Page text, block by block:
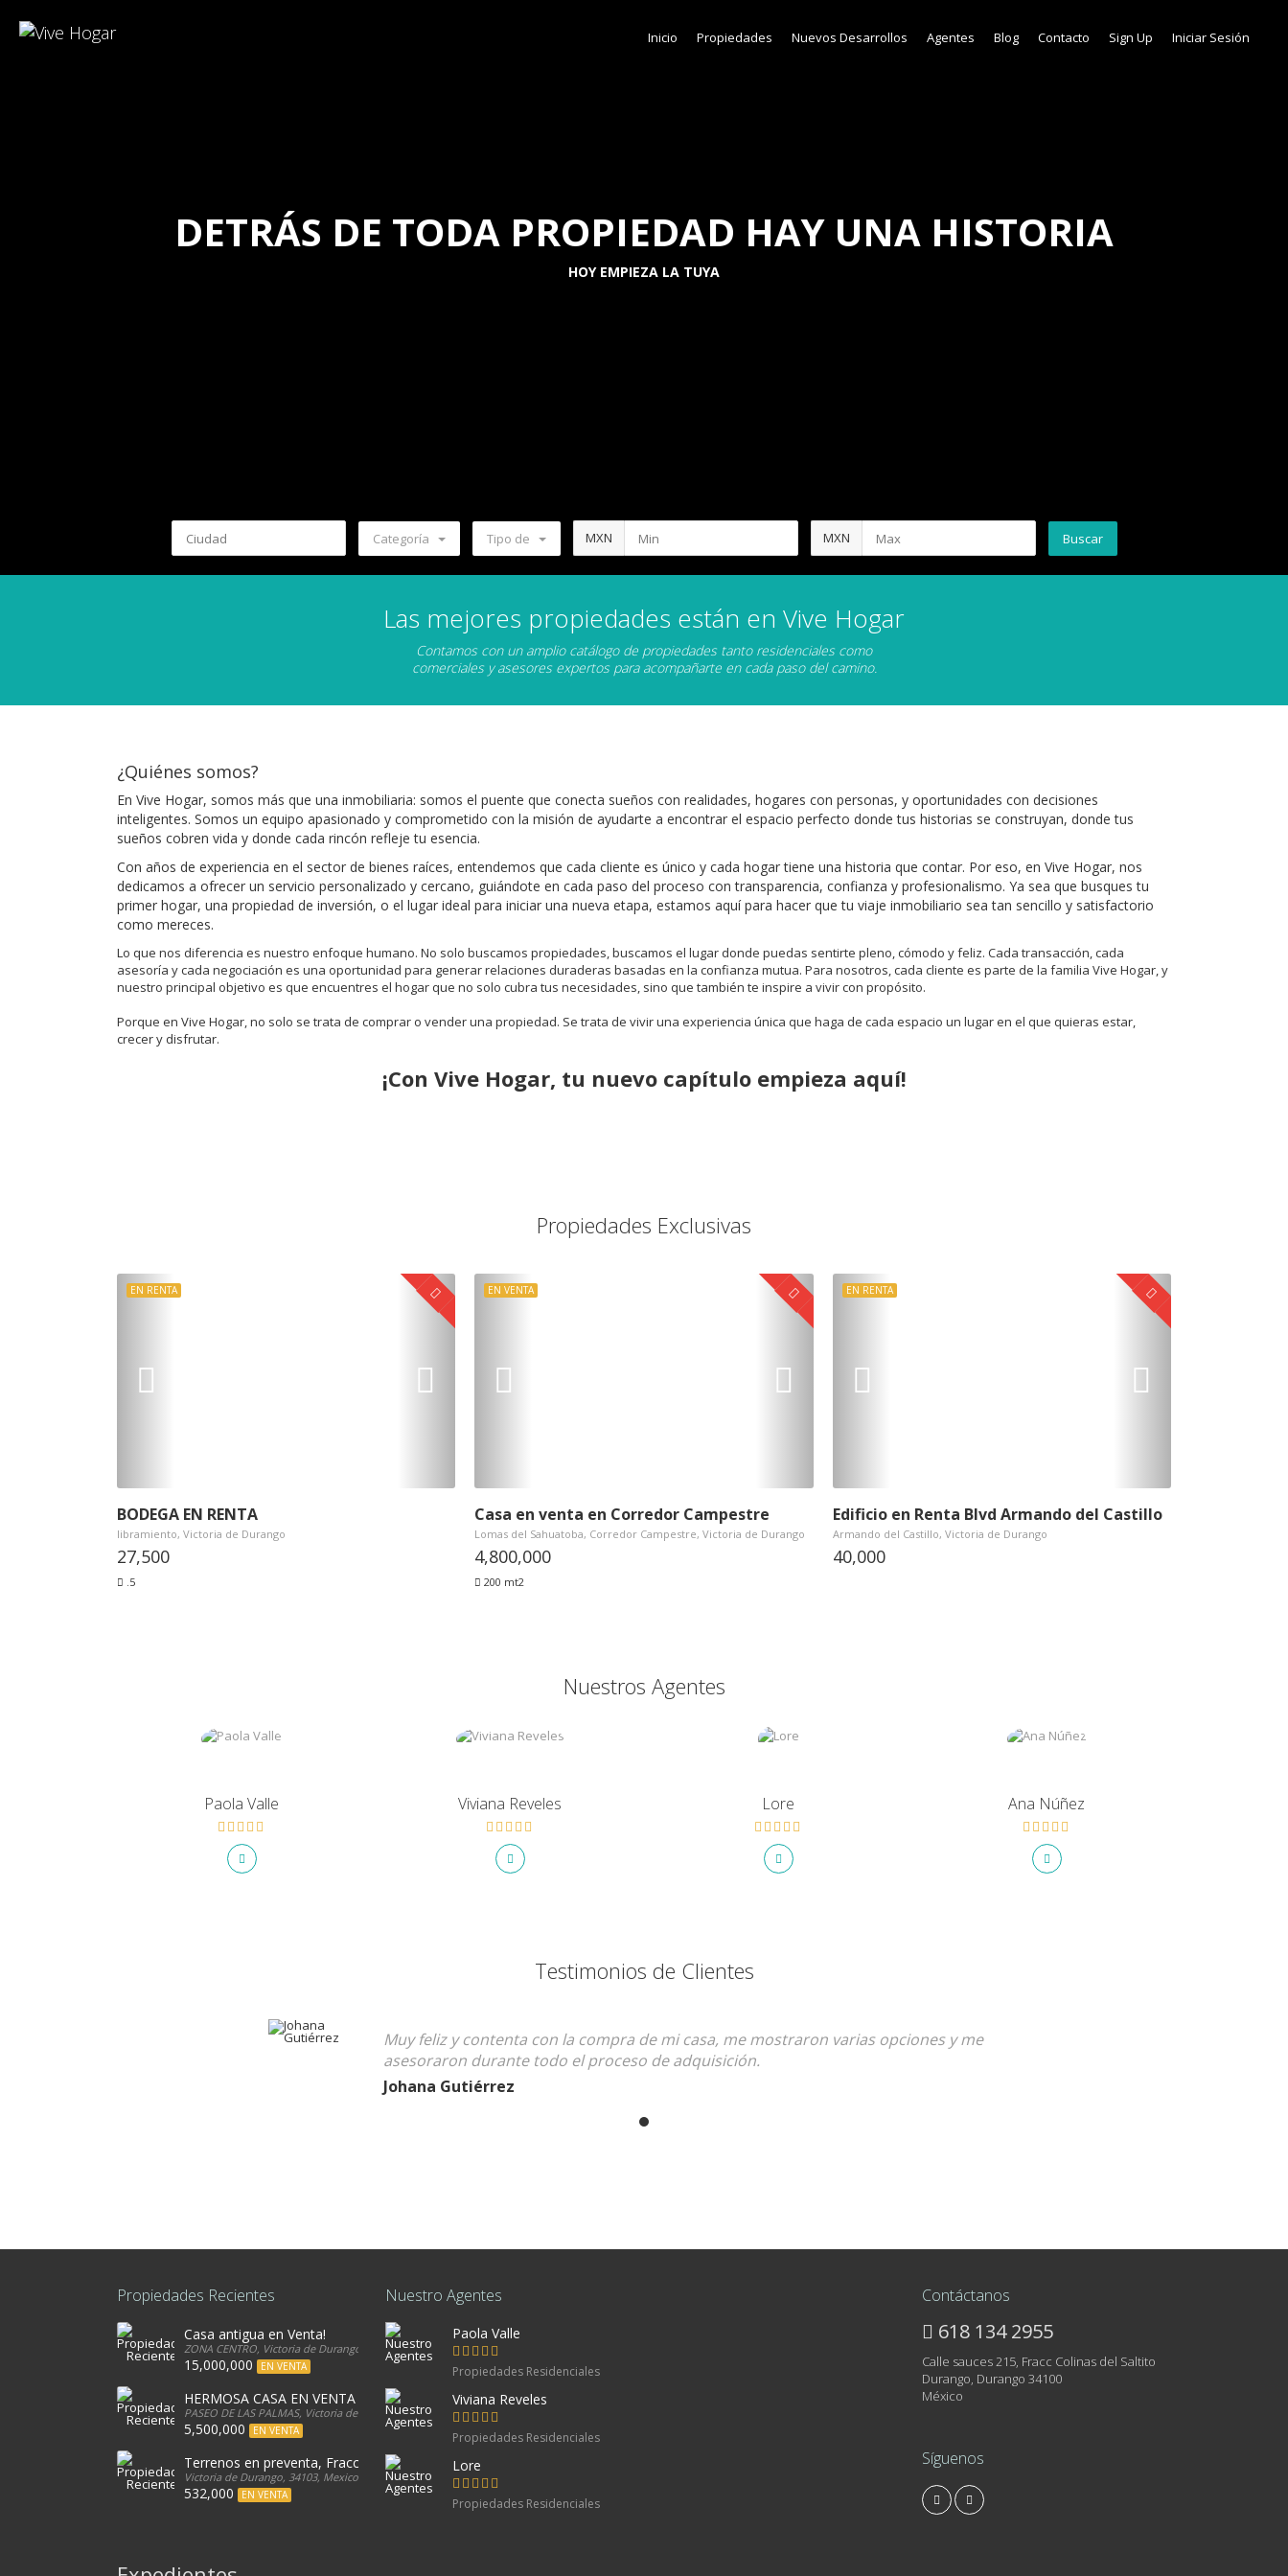
Sign Up Iniciar Sesión
Inicio Propiedades Nuevos Desarrollos Agentes Blog Contacto
DETRÁS DE TODA PROPIEDAD HAY UNA HISTORIA
HOY EMPIEZA LA TUYA
Categoría Tipo de MXN MXN
Las mejores propiedades están en Vive Hogar
Contamos con un amplio catálogo de propiedades tanto residenciales como
comerciales y asesores expertos para acompañarte en cada paso del camino.
¿Quiénes somos?
En Vive Hogar, somos más que una inmobiliaria: somos el puente que conecta sueños con realidades, hogares con personas, y oportunidades con decisiones
inteligentes. Somos un equipo apasionado y comprometido con la misión de ayudarte a encontrar el espacio perfecto donde tus historias se construyan, donde tus
sueños cobren vida y donde cada rincón refleje tu esencia.
Con años de experiencia en el sector de bienes raíces, entendemos que cada cliente es único y cada hogar tiene una historia que contar. Por eso, en Vive Hogar, nos
dedicamos a ofrecer un servicio personalizado y cercano, guiándote en cada paso del proceso con transparencia, confianza y profesionalismo. Ya sea que busques tu
primer hogar, una propiedad de inversión, o el lugar ideal para iniciar una nueva etapa, estamos aquí para hacer que tu viaje inmobiliario sea tan sencillo y satisfactorio
como mereces.
Lo que nos diferencia es nuestro enfoque humano. No solo buscamos propiedades, buscamos el lugar donde puedas sentirte pleno, cómodo y feliz. Cada transacción, cada
asesoría y cada negociación es una oportunidad para generar relaciones duraderas basadas en la confianza mutua. Para nosotros, cada cliente es parte de la familia Vive Hogar, y
nuestro principal objetivo es que encuentres el hogar que no solo cubra tus necesidades, sino que también te inspire a vivir con propósito.
Porque en Vive Hogar, no solo se trata de comprar o vender una propiedad. Se trata de vivir una experiencia única que haga de cada espacio un lugar en el que quieras estar,
crecer y disfrutar.
¡Con Vive Hogar, tu nuevo capítulo empieza aquí!
Propiedades Exclusivas
EN RENTA
BODEGA EN RENTA
libramiento, Victoria de Durango
27,500
.5
EN VENTA
Casa en venta en Corredor Campestre
Lomas del Sahuatoba, Corredor Campestre, Victoria de Durango
4,800,000
200 mt2
EN RENTA
Edificio en Renta Blvd Armando del Castillo
Armando del Castillo, Victoria de Durango
40,000
Nuestros Agentes
Paola Valle Viviana Reveles Lore Ana Núñez
Testimonios de Clientes
Muy feliz y contenta con la compra de mi casa, me mostraron varias opciones y me
asesoraron durante todo el proceso de adquisición.
Johana Gutiérrez
Propiedades Recientes
Casa antigua en Venta!
ZONA CENTRO, Victoria de Durango, 34080, Mexico
15,000,000 EN VENTA
HERMOSA CASA EN VENTA
PASEO DE LAS PALMAS, Victoria de Durango, 34080, Mexico
5,500,000 EN VENTA
Terrenos en preventa, Fracc. Valle Poniente
Victoria de Durango, 34103, Mexico
532,000 EN VENTA
Nuestro Agentes
Paola Valle
Propiedades Residenciales
Viviana Reveles
Propiedades Residenciales
Lore
Propiedades Residenciales
Contáctanos
618 134 2955
Calle sauces 215, Fracc Colinas del Saltito
Durango, Durango 34100
México
Síguenos